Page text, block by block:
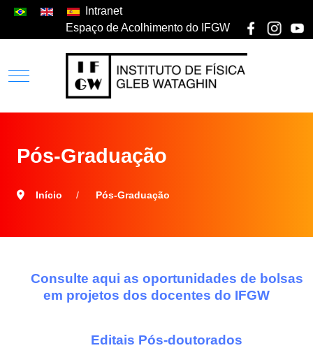
Intranet
Espaço de Acolhimento do IFGW
Pós-Graduação
Início Pós-Graduação
Consulte aqui as oportunidades de bolsas
em projetos dos docentes do IFGW
Editais Pós-doutorados